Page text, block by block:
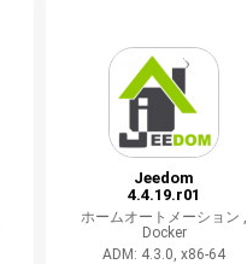
Jeedom
4.4.19.r01
ホームオートメーション ,
Docker
ADM: 4.3.0, x86-64